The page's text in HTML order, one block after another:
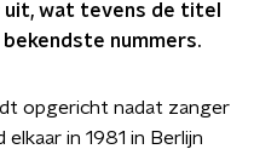
uit, wat tevens de titel
bekendste nummers.
opgericht nadat zanger
in 1981 in Berlijn